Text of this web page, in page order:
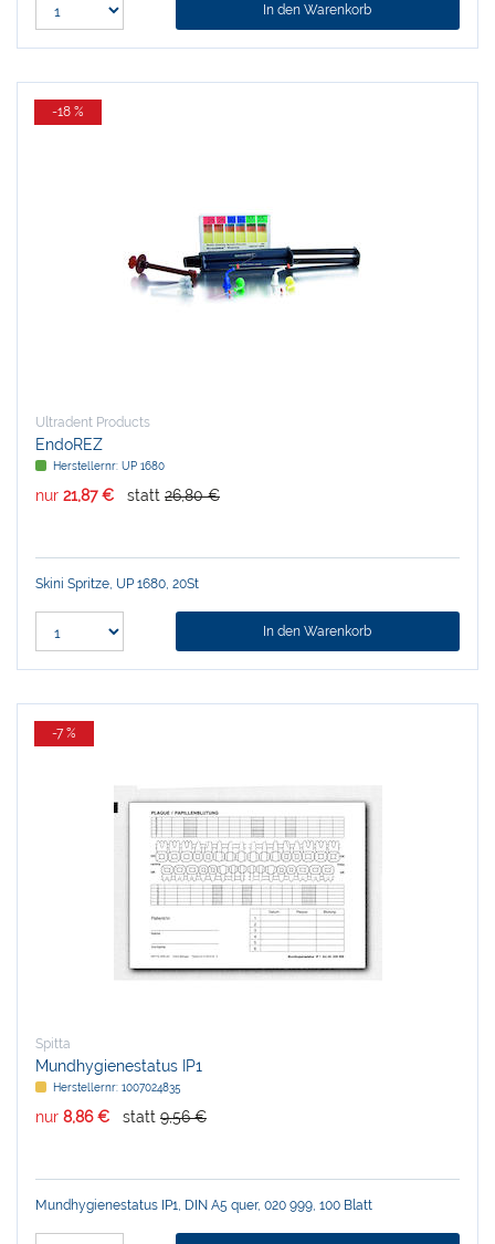
In den Warenkorb
-18 %
Ultradent Products
EndoREZ
Herstellernr: UP 1680
nur 21,87 € statt 26,80 €
Skini Spritze, UP 1680, 20St
In den Warenkorb
-7 %
Spitta
Mundhygienestatus IP1
Herstellernr: 1007024835
nur 8,86 € statt 9,56 €
Mundhygienestatus IP1, DIN A5 quer, 020 999, 100 Blatt